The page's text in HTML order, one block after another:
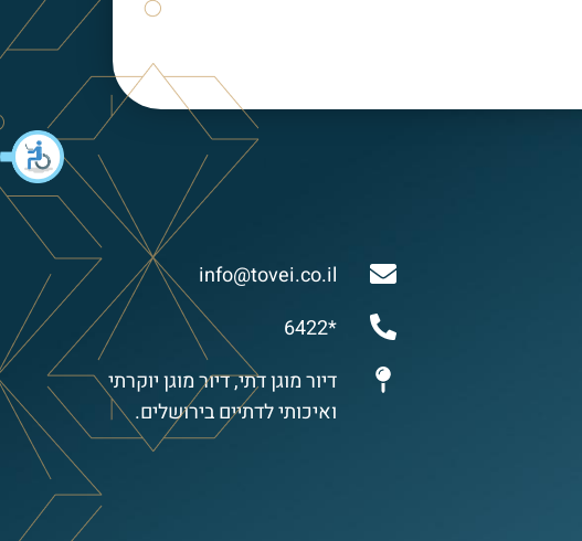
info@tovei.co.il
*6422
דיור מוגן דתי, דיור מוגן יוקרתי
ואיכותי לדתיים בירושלים.